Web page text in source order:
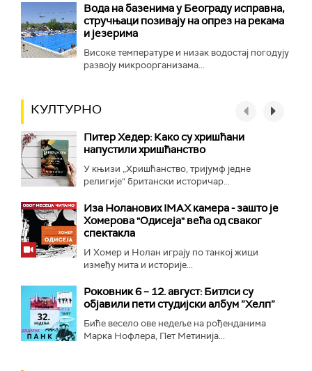
Вода на базенима у Београду исправна,
стручњаци позивају на опрез на рекама
и језерима
Високе температуре и низак водостај погодују
развоју микроорганизама...
КУЛТУРНО
Питер Хедер: Како су хришћани
напустили хришћанство
У књизи „Хришћанство, тријумф једне
религије“ британски историчар...
Иза Ноланових IMAX камера - зашто је
Хомерова "Одисеја" већа од сваког
спектакла
И Хомер и Нолан играју по танкој жици
између мита и историје...
Роковник 6 – 12. август: Битлси су
објавили пети студијски албум ”Хелп”
Биће весело ове недеље на рођенданима
Марка Нофлера, Пет Метинија...